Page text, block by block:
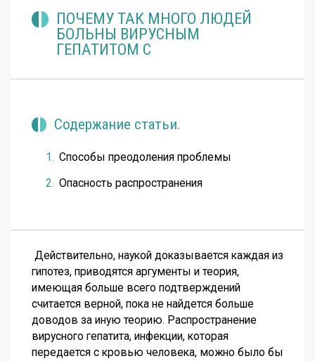
ПОЧЕМУ ТАК МНОГО ЛЮДЕЙ
БОЛЬНЫ ВИРУСНЫМ
ГЕПАТИТОМ С
Содержание статьи.
Способы преодоления проблемы
Опасность распространения
Действительно, наукой доказывается каждая из
гипотез, приводятся аргументы и теория,
имеющая больше всего подтверждений
считается верной, пока не найдется больше
доводов за иную теорию. Распространение
вирусного гепатита, инфекции, которая
передается с кровью человека, можно было бы